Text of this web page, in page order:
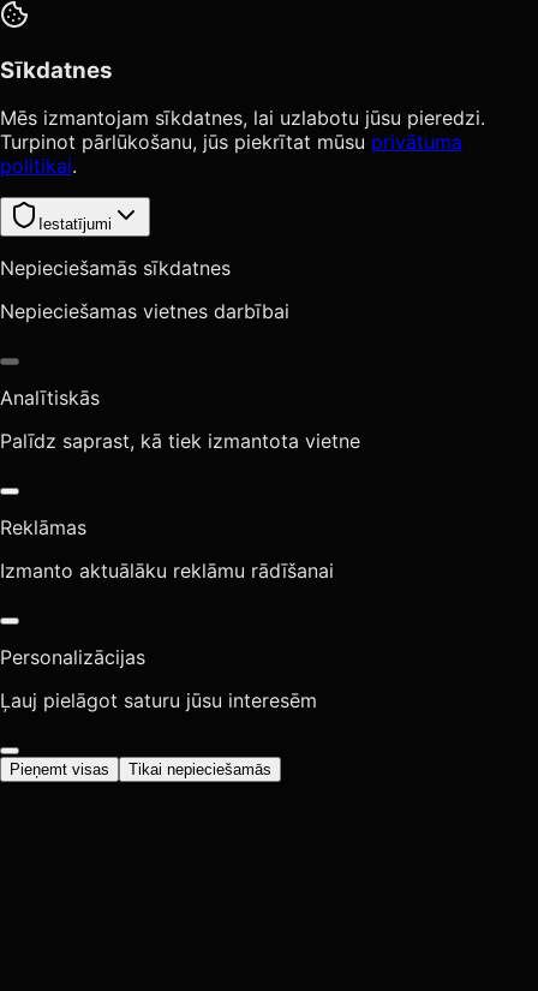
Sīkdatnes
Mēs izmantojam sīkdatnes, lai uzlabotu jūsu pieredzi.
Turpinot pārlūkošanu, jūs piekrītat mūsu privātuma
politikai.
Iestatījumi
Nepieciešamās sīkdatnes
Nepieciešamas vietnes darbībai
Analītiskās
Palīdz saprast, kā tiek izmantota vietne
Reklāmas
Izmanto aktuālāku reklāmu rādīšanai
Personalizācijas
Ļauj pielāgot saturu jūsu interesēm
Pieņemt visas Tikai nepieciešamās